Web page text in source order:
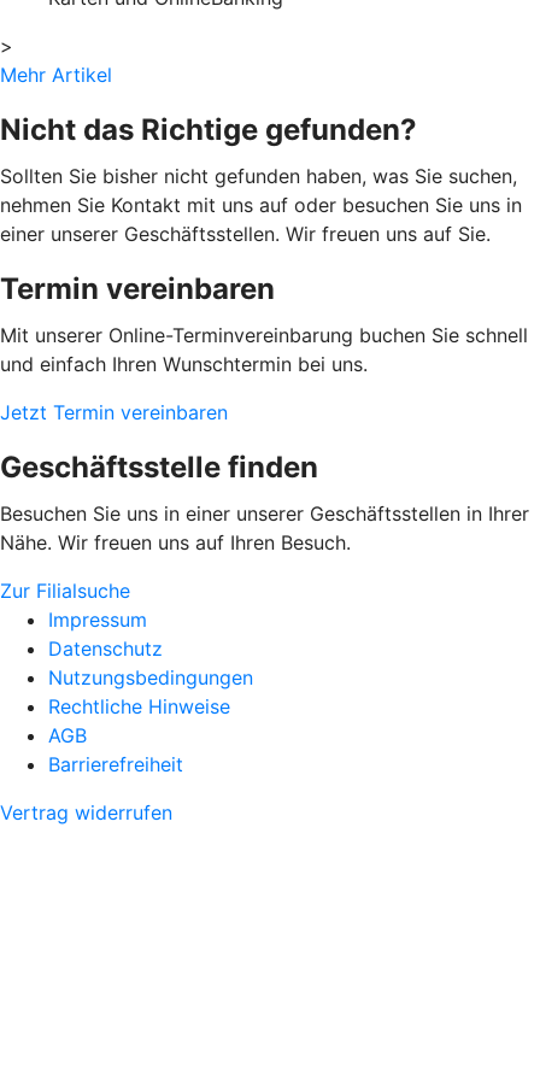
>
Mehr Artikel
Nicht das Richtige gefunden?
Sollten Sie bisher nicht gefunden haben, was Sie suchen,
nehmen Sie Kontakt mit uns auf oder besuchen Sie uns in
einer unserer Geschäftsstellen. Wir freuen uns auf Sie.
Termin vereinbaren
Mit unserer Online-Terminvereinbarung buchen Sie schnell
und einfach Ihren Wunschtermin bei uns.
Jetzt Termin vereinbaren
Geschäftsstelle finden
Besuchen Sie uns in einer unserer Geschäftsstellen in Ihrer
Nähe. Wir freuen uns auf Ihren Besuch.
Zur Filialsuche
Impressum
Datenschutz
Nutzungsbedingungen
Rechtliche Hinweise
AGB
Barrierefreiheit
Vertrag widerrufen